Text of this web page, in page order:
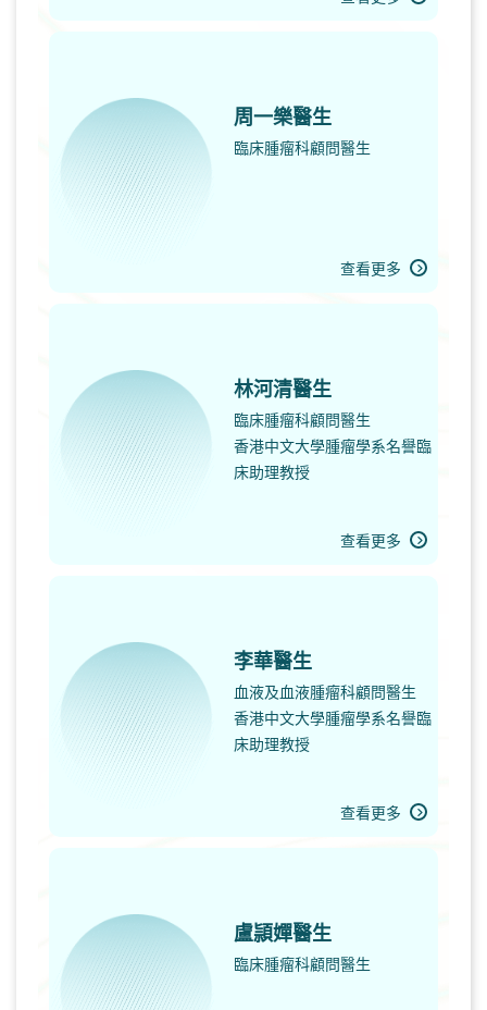
周一樂醫生
臨床腫瘤科顧問醫生
查看更多
林河清醫生
臨床腫瘤科顧問醫生
香港中文大學腫瘤學系名譽臨
床助理教授
查看更多
李華醫生
血液及血液腫瘤科顧問醫生
香港中文大學腫瘤學系名譽臨
床助理教授
查看更多
盧頴嬋醫生
臨床腫瘤科顧問醫生